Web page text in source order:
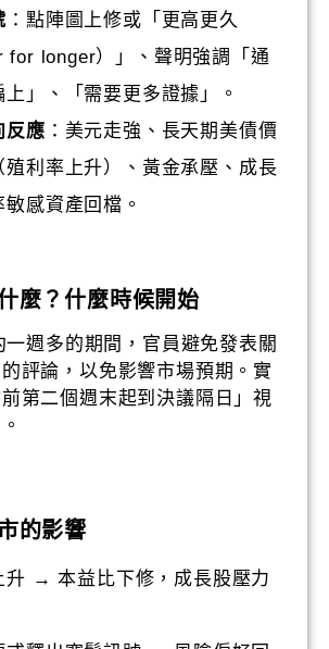
：點陣圖上修或「更高更久
for longer）」、聲明強調「通
上」、「需要更多證據」。
反應 ：美元走強、長天期美債價
殖利率上升）、黃金承壓、成長
感資產回檔。
麼 ？什麼時候開始
一週多的期間，官員避免發表關
評論，以免影響市場預期。實
第二個週末起到決議隔日」視
的影響
升 → 本益比下修，成長股壓力